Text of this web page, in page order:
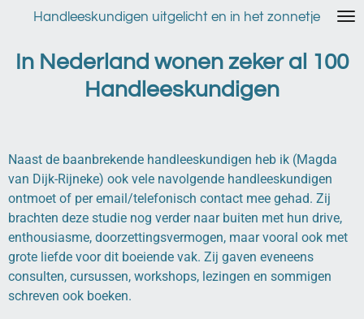
naar
hoofdinhoud
Handleeskundigen uitgelicht en in het zonnetje
In Nederland wonen zeker al 100
Handleeskundigen
Naast de baanbrekende handleeskundigen heb ik (Magda
van Dijk-Rijneke) ook vele navolgende handleeskundigen
ontmoet of per email/telefonisch contact mee gehad. Zij
brachten deze studie nog verder naar buiten met hun drive,
enthousiasme, doorzettingsvermogen, maar vooral ook met
grote liefde voor dit boeiende vak. Zij gaven eveneens
consulten, cursussen, workshops, lezingen en sommigen
schreven ook boeken.